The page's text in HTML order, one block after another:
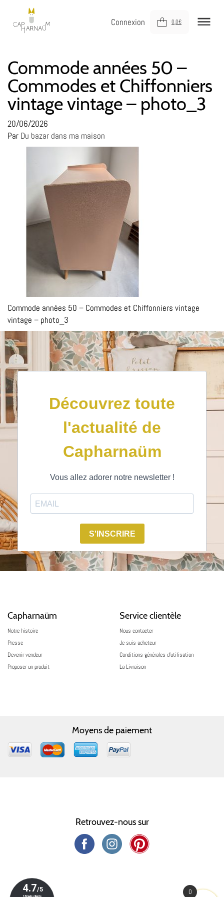
Connexion 0,0€
NOUVEAUTÉS
MEUBLER
DÉCORER
JOUER
DERNIÈRE CHANCE !
Commode années 50 –
Commodes et Chiffonniers
vintage vintage – photo_3
20/06/2026
Par Du bazar dans ma maison
Commode années 50 – Commodes et Chiffonniers vintage
vintage – photo_3
Capharnaüm
Notre histoire
Presse
Devenir vendeur
Proposer un produit
Service clientèle
Nous contacter
Je suis acheteur
Conditions générales d’utilisation
La Livraison
Moyens de paiement
Retrouvez-nous sur
0